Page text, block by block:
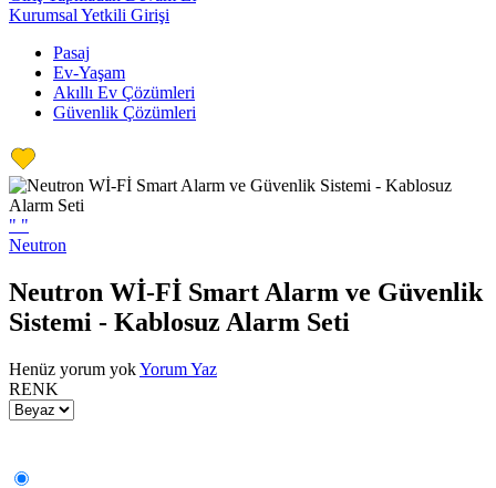
Kurumsal Yetkili Girişi
Pasaj
Ev-Yaşam
Akıllı Ev Çözümleri
Güvenlik Çözümleri
" "
Neutron
Neutron Wİ-Fİ Smart Alarm ve Güvenlik
Sistemi - Kablosuz Alarm Seti
Henüz yorum yokYorum Yaz
RENK